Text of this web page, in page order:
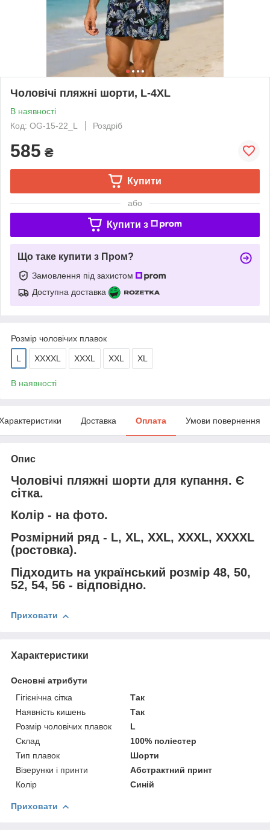
Чоловічі пляжні шорти, L-4XL
В наявності
Код: OG-15-22_L
Роздріб
585 ₴
Купити
або
Купити з
Що таке купити з Пром?
Замовлення під захистом
Доступна доставка
Розмір чоловічих плавок
L XXXXL XXXL XXL XL
В наявності
Доставка Оплата Умови повернення
Опис
Чоловічі пляжні шорти для купання. Є
сітка.
Колір - на фото.
Розмірний ряд - L, XL, XXL, XXXL, XXXXL
(ростовка).
Підходить на український розмір 48, 50,
52, 54, 56 - відповідно.
Приховати
Характеристики
Основні атрибути
Гігієнічна сітка
Так
Наявність кишень
Так
Розмір чоловічих плавок
L
Склад
100% поліестер
Тип плавок
Шорти
Візерунки і принти
Абстрактний принт
Колір
Синій
Приховати